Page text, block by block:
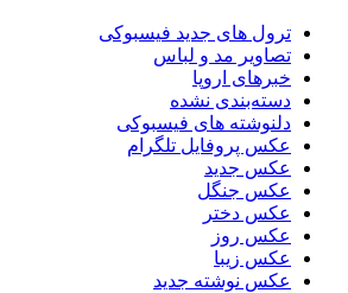
ترول های جدید فیسبوکی
تصاویر مد و لباس
خبرهای اروپا
دسته‌بندی نشده
دلنوشته های فیسبوکی
عکس پروفایل تلگرام
عکس جدید
عکس جنگل
عکس دختر
عکس روز
عکس زیبا
عکس نوشته جدید